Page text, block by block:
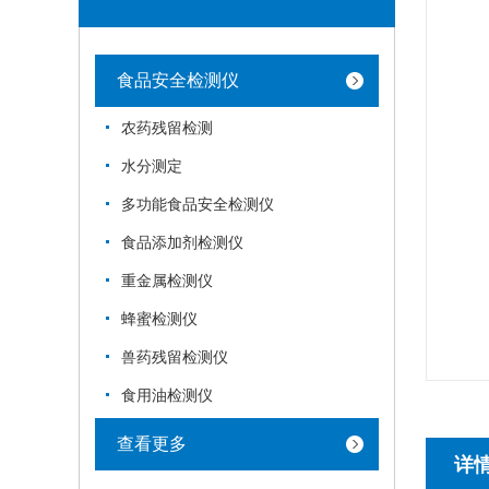
食品安全检测仪
农药残留检测
水分测定
多功能食品安全检测仪
食品添加剂检测仪
重金属检测仪
蜂蜜检测仪
兽药残留检测仪
食用油检测仪
查看更多
详